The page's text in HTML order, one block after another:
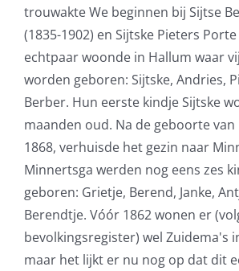
trouwakte We beginnen bij Sijtse
(1835-1902) en Sijtske Pieters
echtpaar woonde in Hallum waar
worden geboren: Sijtske, Andries,
Berber. Hun eerste kindje Sijtske
maanden oud. Na de geboorte
1868, verhuisde het gezin naar
Minnertsga werden nog eens zes
geboren: Grietje, Berend, Janke,
Berendtje. Vóór 1862 wonen er
bevolkingsregister) wel Zuidema's
maar het lijkt er nu nog op dat dit